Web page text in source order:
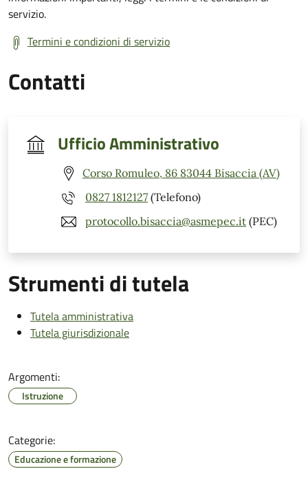
servizio.
Termini e condizioni di servizio
Contatti
Ufficio Amministrativo
Corso Romuleo, 86 83044 Bisaccia (AV)
0827 1812127 (Telefono)
protocollo.bisaccia@asmepec.it (PEC)
Strumenti di tutela
Tutela amministrativa
Tutela giurisdizionale
Argomenti:
Istruzione
Categorie:
Educazione e formazione